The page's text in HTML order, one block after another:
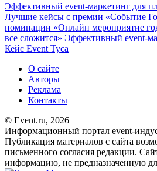
Эффективный event-маркетинг для
Лучшие кейсы с премии «Событие
номинации «Онлайн мероприятие
все сложится» Эффективный event-
Кейс Event Туса
О сайте
Авторы
Реклама
Контакты
© Event.ru, 2026
Информационный портал event-
Публикация материалов с сайта
письменного согласия редакции.
информацию, не предназначенную